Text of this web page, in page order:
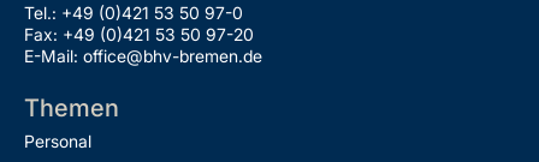
Tel.: +49 (0)421 53 50 97-0
Fax: +49 (0)421 53 50 97-20
E-Mail: office@bhv-bremen.de
Themen
Personal